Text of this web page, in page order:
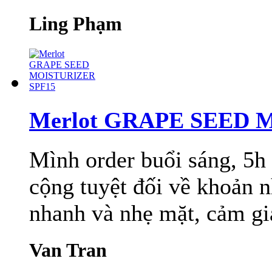
Ling Phạm
Merlot GRAPE SEED
Mình order buổi sáng,
cộng tuyệt đối về khoản
nhanh và nhẹ mặt, cảm
Van Tran